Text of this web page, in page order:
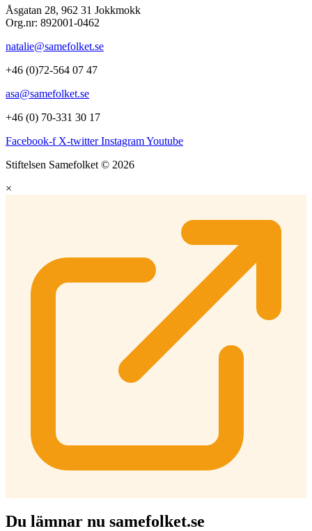
Åsgatan 28, 962 31 Jokkmokk
Org.nr: 892001-0462
natalie@samefolket.se
+46 (0)72-564 07 47
asa@samefolket.se
+46 (0) 70-331 30 17
Facebook-f X-twitter InstagramYoutube
Stiftelsen Samefolket © 2026
×
Du lämnar nu samefolket.se